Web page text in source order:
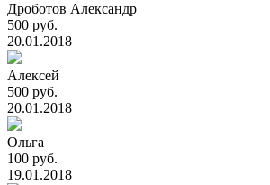
Дроботов Александр
500 руб.
20.01.2018
Алексей
500 руб.
20.01.2018
Ольга
100 руб.
19.01.2018